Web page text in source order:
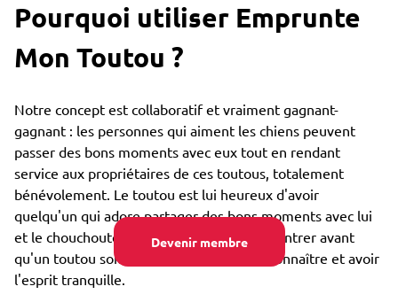
Devenir membre
Pourquoi utiliser Emprunte
Mon Toutou ?
Notre concept est collaboratif et vraiment gagnant-
gagnant : les personnes qui aiment les chiens peuvent
passer des bons moments avec eux tout en rendant
service aux propriétaires de ces toutous, totalement
bénévolement. Le toutou est lui heureux d'avoir
quelqu'un qui adore partager des bons moments avec lui
et le chouchouter. Vous pouvez vous rencontrer avant
qu'un toutou soit confié, afin de bien se connaître et avoir
l'esprit tranquille.